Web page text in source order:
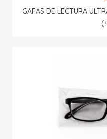
GAFAS DE LECTURA